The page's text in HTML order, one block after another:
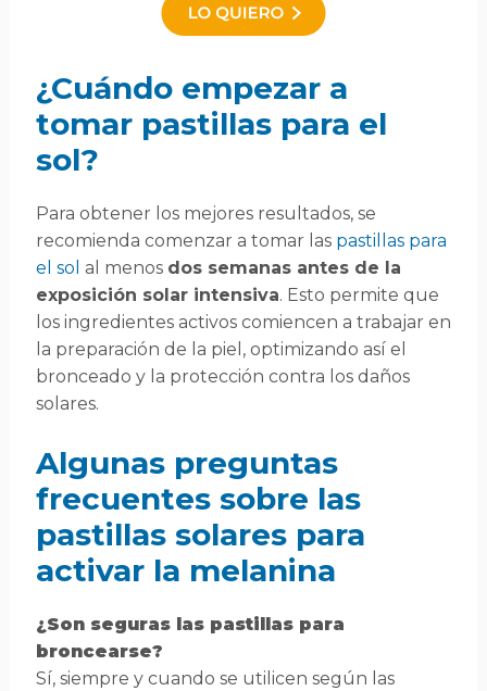
¿Cuándo empezar a
tomar pastillas para el
sol?
Para obtener los mejores resultados, se
recomienda comenzar a tomar las pastillas para
el sol al menos dos semanas antes de la
exposición solar intensiva. Esto permite que
los ingredientes activos comiencen a trabajar en
la preparación de la piel, optimizando así el
bronceado y la protección contra los daños
solares.
Algunas preguntas
frecuentes sobre las
pastillas solares para
activar la melanina
¿Son seguras las pastillas para
broncearse?
Sí, siempre y cuando se utilicen según las